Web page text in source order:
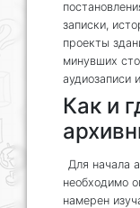
записки,
проекты
минувших
аудиозаписи
Как и
Для начала
необходимо
намерен